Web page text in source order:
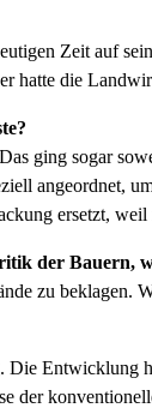
Zeit auf
hat­te die
ging sog­ar
ange­ord­net,
erset­zt,
der Bauern,
zu bekla­gen.
Entwick­lung
der